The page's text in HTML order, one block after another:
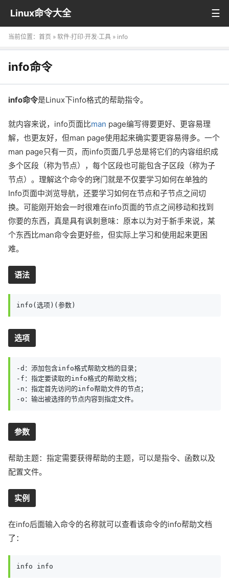
Linux命令大全
当前位置： 首页 » 软件·打印·开发·工具 » info
info命令
info命令是Linux下info格式的帮助指令。
就内容来说，info页面比man page编写得要更好、更容易理
解，也更友好，但man page使用起来确实要更容易得多。一个
man page只有一页，而info页面几乎总是将它们的内容组织成
多个区段（称为节点），每个区段也可能包含子区段（称为子
节点）。理解这个命令的窍门就是不仅要学习如何在单独的
Info页面中浏览导航，还要学习如何在节点和子节点之间切
换。可能刚开始会一时很难在info页面的节点之间移动和找到
你要的东西，真是具有讽刺意味：原本以为对于新手来说，某
个东西比man命令会更好些，但实际上学习和使用起来更困
难。
语法
info(选项)(参数)
选项
-d：添加包含info格式帮助文档的目录；
-f：指定要读取的info格式的帮助文档；
-n：指定首先访问的info帮助文件的节点；
-o：输出被选择的节点内容到指定文件。
参数
帮助主题：指定需要获得帮助的主题，可以是指令、函数以及
配置文件。
实例
在info后面输入命令的名称就可以查看该命令的info帮助文档
了：
info info